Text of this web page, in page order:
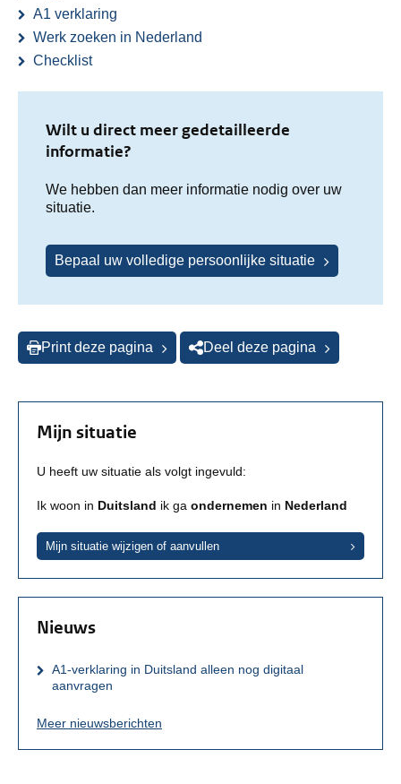
A1 verklaring
Werk zoeken in Nederland
Checklist
Wilt u direct meer gedetailleerde
informatie?
We hebben dan meer informatie nodig over uw
situatie.
Bepaal uw volledige persoonlijke situatie
Print deze pagina Deel deze pagina
Mijn situatie
U heeft uw situatie als volgt ingevuld:
Ik woon in Duitsland ik ga ondernemen in Nederland
Mijn situatie wijzigen of aanvullen
Nieuws
A1-verklaring in Duitsland alleen nog digitaal
aanvragen
Meer nieuwsberichten